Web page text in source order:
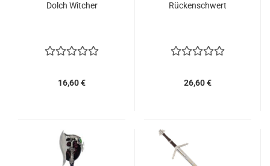
Dolch Witcher
16,60 €
Rückenschwert
26,60 €